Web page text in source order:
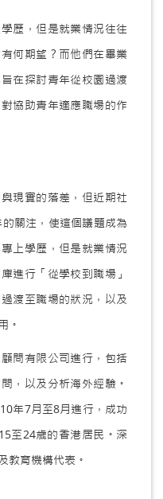
歷，但是就業情況往往
何期望？而他們在畢業
在探討青年從校園過渡
協助青年適應職場的作
現實的落差，但近期社
關注，使這個議題成為
上學歷，但是就業情況
進行「從學校到職場」
渡至職場的狀況，以及
。
問有限公司進行，包括
，以及分析海外經驗。
年7月至8月進行，成功
至24歲的香港居民。深
教育機構代表。